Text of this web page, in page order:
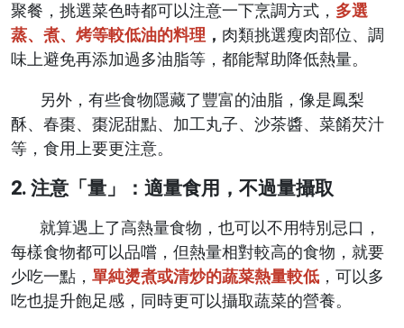
聚餐，挑選菜色時都可以注意一下烹調方式， 多選
蒸、煮、烤等較低油的料理 ， 肉類挑選瘦肉部位、調
味上避免再添加過多油脂等，都能幫助降低熱量。
另外，有些食物隱藏了豐富的油脂，像是鳳梨
酥、春棗、棗泥甜點、加工丸子、沙茶醬、菜餚芡汁
等，食用上要更注意。
2. 注意「量」：適量食用，不過量攝取
就算遇上了高熱量食物，也可以不用特別忌口，
每樣食物都可以品嚐，但熱量相對較高的食物，就要
少吃一點， 單純燙煮或清炒的蔬菜熱量較低 ，可以多
吃也提升飽足感，同時更可以攝取蔬菜的營養。